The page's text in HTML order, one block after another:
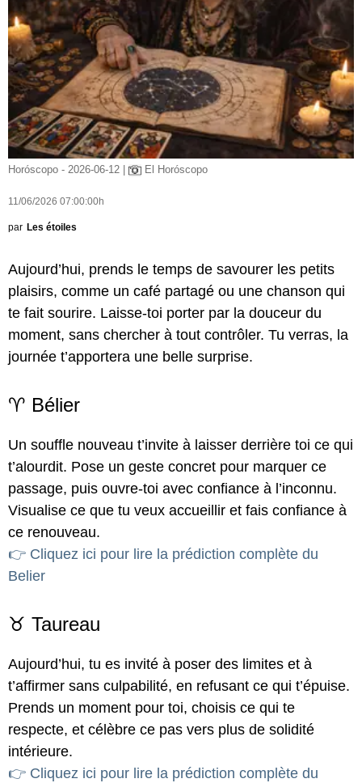
Horóscopo - 2026-06-12 | El Horóscopo
11/06/2026 07:00:00h
par Les étoiles
Aujourd’hui, prends le temps de savourer les petits
plaisirs, comme un café partagé ou une chanson qui
te fait sourire. Laisse-toi porter par la douceur du
moment, sans chercher à tout contrôler. Tu verras, la
journée t’apportera une belle surprise.
♈ Bélier
Un souffle nouveau t’invite à laisser derrière toi ce qui
t’alourdit. Pose un geste concret pour marquer ce
passage, puis ouvre-toi avec confiance à l’inconnu.
Visualise ce que tu veux accueillir et fais confiance à
ce renouveau.
👉 Cliquez ici pour lire la prédiction complète du
Belier
♉ Taureau
Aujourd’hui, tu es invité à poser des limites et à
t’affirmer sans culpabilité, en refusant ce qui t’épuise.
Prends un moment pour toi, choisis ce qui te
respecte, et célèbre ce pas vers plus de solidité
intérieure.
👉 Cliquez ici pour lire la prédiction complète du